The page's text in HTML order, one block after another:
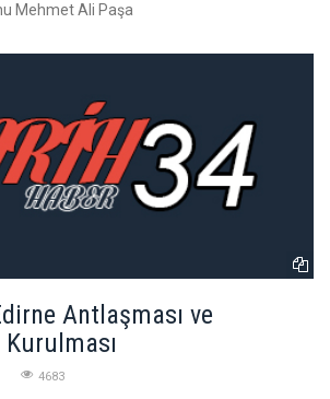
Mehmet Ali Paşa
Antlaşması ve
4683